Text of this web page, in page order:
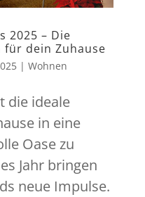
2025 – Die
für dein Zuhause
| Wohnen
die ideale
in eine
Oase zu
Jahr bringen
neue Impulse.